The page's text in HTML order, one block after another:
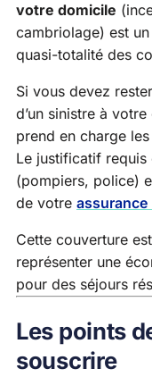
votre domicile
cambriolage) est
quasi-totalité des
Si vous devez
d’un sinistre à
prend en charge
Le justificatif
(pompiers, police)
de votre
Cette couverture
représenter une
pour des séjours
Les points
souscrire